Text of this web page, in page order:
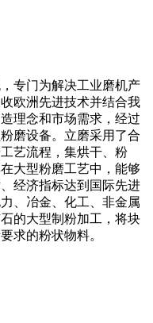
专门为解决工业磨机产
欧洲先进技术并结合我
理念和市场需求，经过
磨设备。立磨采用了合
艺流程，集烘干、粉
大型粉磨工艺中，能够
经济指标达到国际先进
、冶金、化工、非金属
的大型制粉加工，将块
求的粉状物料。